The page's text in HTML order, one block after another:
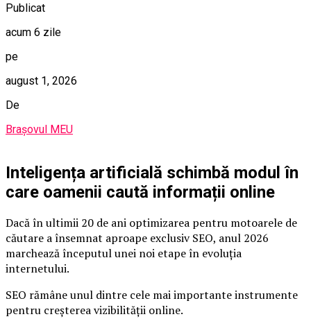
Publicat
acum 6 zile
pe
august 1, 2026
De
Brașovul MEU
Inteligența artificială schimbă modul în
care oamenii caută informații online
Dacă în ultimii 20 de ani optimizarea pentru motoarele de
căutare a însemnat aproape exclusiv SEO, anul 2026
marchează începutul unei noi etape în evoluția
internetului.
SEO rămâne unul dintre cele mai importante instrumente
pentru creșterea vizibilității online.